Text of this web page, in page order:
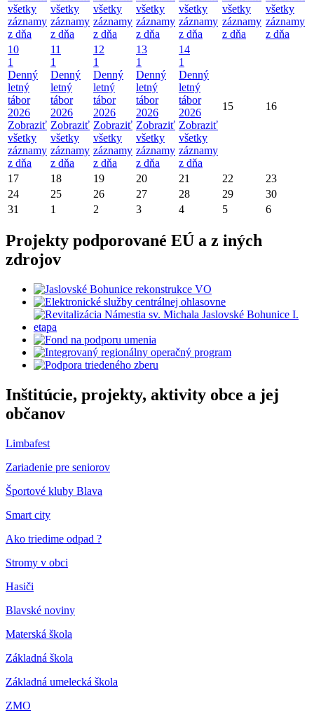
všetky
záznamy
z dňa
všetky
záznamy
z dňa
všetky
záznamy
z dňa
všetky
záznamy
z dňa
všetky
záznamy
z dňa
všetky
záznamy
z dňa
všetky
záznamy
z dňa
10
1
Denný
letný
tábor
2026
Zobraziť
všetky
záznamy
z dňa
11
1
Denný
letný
tábor
2026
Zobraziť
všetky
záznamy
z dňa
12
1
Denný
letný
tábor
2026
Zobraziť
všetky
záznamy
z dňa
13
1
Denný
letný
tábor
2026
Zobraziť
všetky
záznamy
z dňa
14
1
Denný
letný
tábor
2026
Zobraziť
všetky
záznamy
z dňa
15 16
17 18 19 20 21 22
23
24
25 26 27 28 29
30
31
1 2 3 4 5 6
Projekty podporované EÚ a z iných
zdrojov
Inštitúcie, projekty, aktivity obce a jej
občanov
Limbafest
Zariadenie pre seniorov
Športové kluby Blava
Smart city
Ako triedime odpad ?
Stromy v obci
Hasiči
Blavské noviny
Materská škola
Základná škola
Základná umelecká škola
ZMO